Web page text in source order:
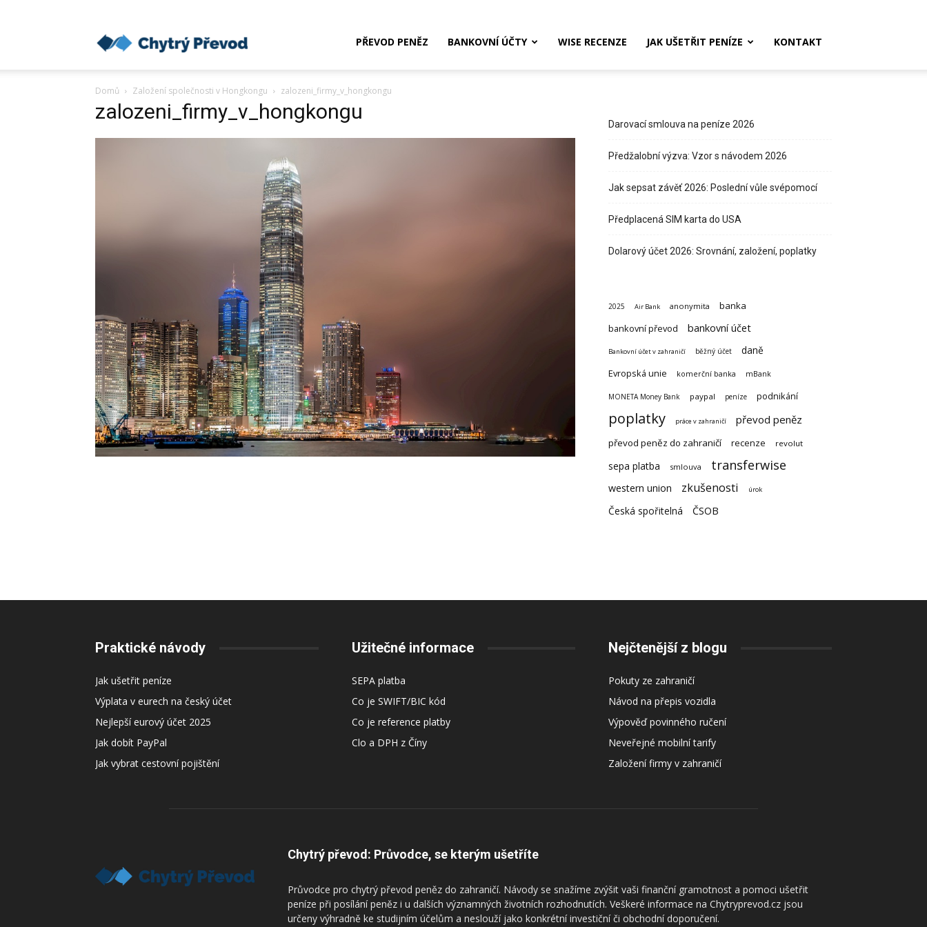
převod
zahraničí
PŘEVOD PENĚZ BANKOVNÍ ÚČTY WISE RECENZE JAK UŠETŘIT PENÍZE KONTAKT
Domů Založení společnosti v Hongkongu zalozeni_firmy_v_hongkongu
zalozeni_firmy_v_hongkongu
Darovací smlouva na peníze 2026
Předžalobní výzva: Vzor s návodem 2026
Jak sepsat závěť 2026: Poslední vůle svépomocí
Předplacená SIM karta do USA
Dolarový účet 2026: Srovnání, založení, poplatky
2025 Air Bank anonymita
banka
bankovní převod
bankovní účet
Bankovní účet v zahraničí běžný účet daně
Evropská unie komerční banka mBank
MONETA Money Bank paypal peníze podnikání
poplatky práce v zahraničí převod peněz
převod peněz do zahraničí recenze revolut
sepa platba smlouva transferwise
western union zkušenosti úrok
Česká spořitelná ČSOB
Praktické návody
Jak ušetřit peníze
Výplata v eurech na český účet
Nejlepší eurový účet 2025
Jak dobít PayPal
Jak vybrat cestovní pojištění
Užitečné informace
SEPA platba
Co je SWIFT/BIC kód
Co je reference platby
Clo a DPH z Číny
Nejčtenější z blogu
Pokuty ze zahraničí
Návod na přepis vozidla
Výpověď povinného ručení
Neveřejné mobilní tarify
Založení firmy v zahraničí
Chytrý převod: Průvodce, se kterým ušetříte
Průvodce pro chytrý převod peněz do zahraničí. Návody se snažíme zvýšit vaši finanční gramotnost a pomoci ušetřit
peníze při posílání peněz i u dalších významných životních rozhodnutích. Veškeré informace na Chytryprevod.cz jsou
určeny výhradně ke studijním účelům a neslouží jako konkrétní investiční či obchodní doporučení.